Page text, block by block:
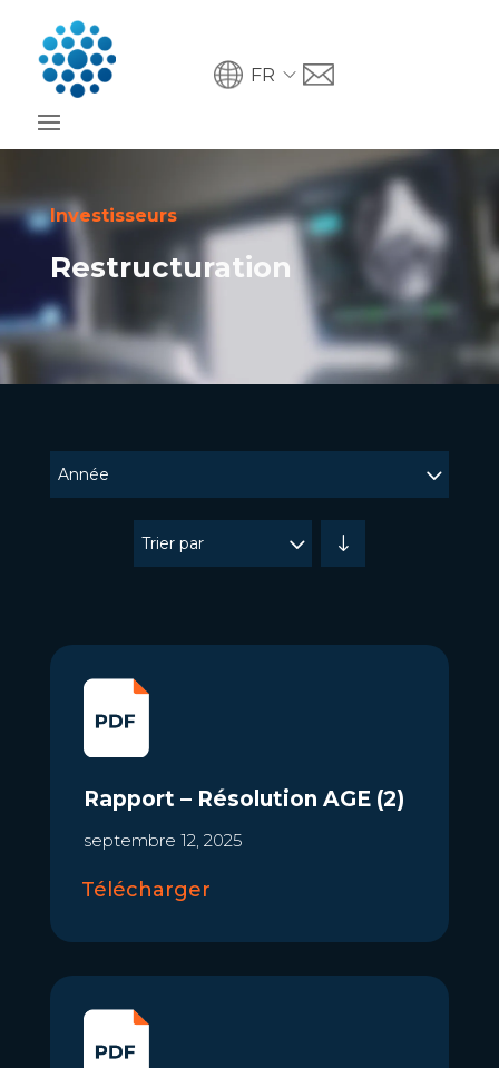
FR
Investisseurs
Restructuration
Année
Trier par
Rapport – Résolution AGE (2)
septembre 12, 2025
Télécharger